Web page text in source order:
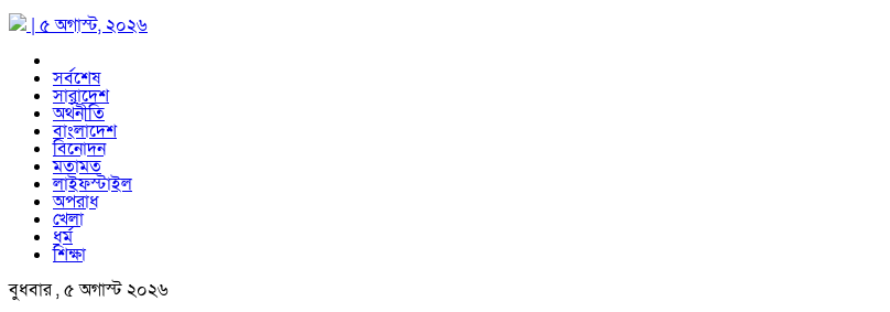
| ৫ অগাস্ট, ২০২৬
সর্বশেষ
সারাদেশ
অর্থনীতি
বাংলাদেশ
বিনোদন
মতামত
লাইফস্টাইল
অপরাধ
খেলা
ধর্ম
শিক্ষা
বুধবার , ৫ অগাস্ট ২০২৬